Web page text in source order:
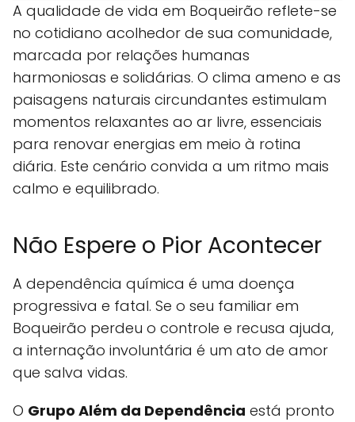
A qualidade de vida em Boqueirão reflete-se
no cotidiano acolhedor de sua comunidade,
marcada por relações humanas
harmoniosas e solidárias. O clima ameno e as
paisagens naturais circundantes estimulam
momentos relaxantes ao ar livre, essenciais
para renovar energias em meio à rotina
diária. Este cenário convida a um ritmo mais
calmo e equilibrado.
Não Espere o Pior Acontecer
A dependência química é uma doença
progressiva e fatal. Se o seu familiar em
Boqueirão perdeu o controle e recusa ajuda,
a internação involuntária é um ato de amor
que salva vidas.
O Grupo Além da Dependência está pronto